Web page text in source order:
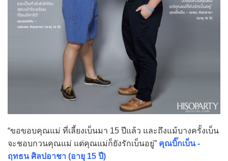
“ขอขอบคุณแม่ ที่เลี้ยงเบ็นมา 15 ปีแล้ว และถึงแม้บางครั้งเบ็น
จะชอบกวนคุณแม่ แต่คุณแม่ก็ยังรักเบ็นอยู่” คุณบิ๊กเบ็น -
ฤทธน ศิลปอาชา (อายุ 15 ปี)